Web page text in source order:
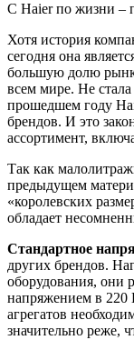
С Haier по жизни –
Хотя история
сегодня она
большую долю
всем мире. Не
прошедшем году
брендов. И это
ассортимент,
Так как
предыдущем
«королевских
обладает
Стандартное
других брендов.
оборудования, они
напряжением в 220
агрегатов
значительно реже,